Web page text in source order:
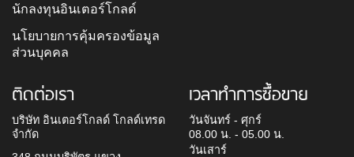
นักลงทุนอินเตอร์โกลด์
นโยบายการคุ้มครองข้อมูล
ส่วนบุคคล
ติดต่อเรา
บริษัท อินเตอร์โกลด์ โกลด์เทรด
จำกัด
เวลาทำการซื้อขาย
วันจันทร์ - ศุกร์
08.00 น. - 05.00 น.
วันเสาร์